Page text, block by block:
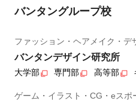
バンタングループ校
ファッション・ヘアメイク・デ
バンタンデザイン研究所
大学部 専門部 高等部
ゲーム・イラスト・CG・eスポ